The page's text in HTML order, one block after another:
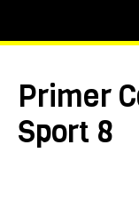
Primer
Sport 8